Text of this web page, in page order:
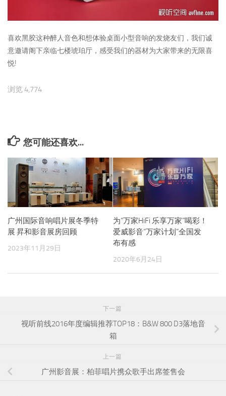
喜欢黑胶这种醉人音色和想体验桌面小型音响的发烧友们，我们诚
意邀请阁下亲临七楼琥珀厅，感受我们的器材为大家带来的无限喜
悦!
浏览 4,774
您可能还喜欢...
广州国际音响唱片展冬季特
展 昇和影音展房回顾
2023年11月29日
为“万家HiFi 乐享万家”喝彩！
爱威影音“万家计划”全国发
布有感
2020年6月24日
下一篇
视听前线2016年度编辑推荐TOP18：B&W 800 D3落地音
箱
上一篇
广州影音展：柏菲唱片携众歌手出席签售会